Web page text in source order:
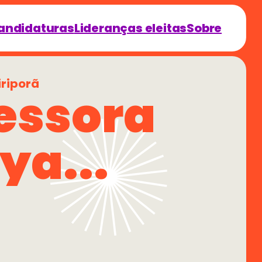
Lideranças eleitasSobre